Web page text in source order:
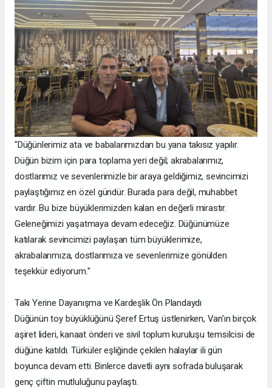
"Düğünlerimiz ata ve babalarımızdan bu yana takısız yapılır.
Düğün bizim için para toplama yeri değil; akrabalarımız,
dostlarımız ve sevenlerimizle bir araya geldiğimiz, sevincimizi
paylaştığımız en özel gündür. Burada para değil, muhabbet
vardır. Bu bize büyüklerimizden kalan en değerli mirastır.
Geleneğimizi yaşatmaya devam edeceğiz. Düğünümüze
katılarak sevincimizi paylaşan tüm büyüklerimize,
akrabalarımıza, dostlarımıza ve sevenlerimize gönülden
teşekkür ediyorum."
Takı Yerine Dayanışma ve Kardeşlik Ön Plandaydı
Düğünün toy büyüklüğünü Şeref Ertuş üstlenirken, Van'ın birçok
aşiret lideri, kanaat önderi ve sivil toplum kuruluşu temsilcisi de
düğüne katıldı. Türküler eşliğinde çekilen halaylar ili gün
boyunca devam etti. Binlerce davetli aynı sofrada buluşarak
genç çiftin mutluluğunu paylaştı.